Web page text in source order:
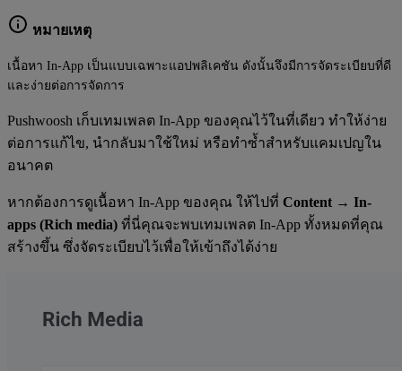
หมายเหตุ
เนื้อหา In-App เป็นแบบเฉพาะแอปพลิเคชัน ดังนั้นจึงมีการจัดระเบียบที่ดี
และง่ายต่อการจัดการ
Pushwoosh เก็บเทมเพลต In-App ของคุณไว้ในที่เดียว ทำให้ง่าย
ต่อการแก้ไข, นำกลับมาใช้ใหม่ หรือทำซ้ำสำหรับแคมเปญใน
อนาคต
หากต้องการดูเนื้อหา In-App ของคุณ ให้ไปที่ Content → In-
apps (Rich media) ที่นี่คุณจะพบเทมเพลต In-App ทั้งหมดที่คุณ
สร้างขึ้น ซึ่งจัดระเบียบไว้เพื่อให้เข้าถึงได้ง่าย